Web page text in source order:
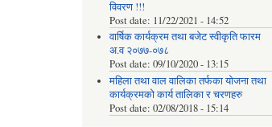
विवरण !!!
Post date: 11/22/2021 - 14:52
वार्षिक कार्यक्रम तथा बजेट स्वीकृति फारम
अ.व २०७७-०७८
Post date: 09/10/2020 - 13:15
महिला तथा वाल वालिका तर्फका याेजना तथा
कार्यक्रमकाे कार्य तालिका र चरणहरु
Post date: 02/08/2018 - 15:14